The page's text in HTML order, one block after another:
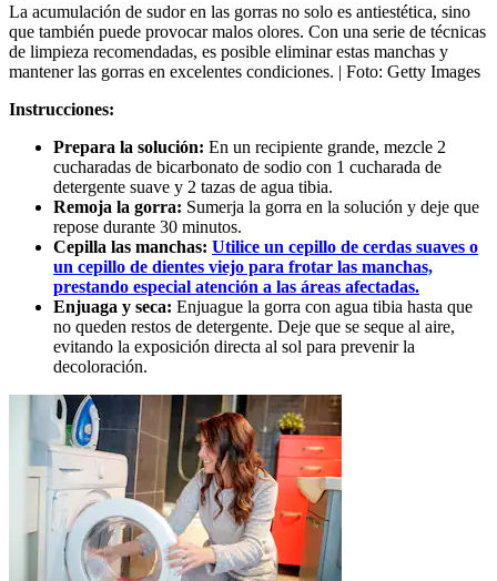
La acumulación de sudor en las gorras no solo es antiestética, sino
que también puede provocar malos olores. Con una serie de técnicas
de limpieza recomendadas, es posible eliminar estas manchas y
mantener las gorras en excelentes condiciones. | Foto: Getty Images
Instrucciones:
Prepara la solución: En un recipiente grande, mezcle 2
cucharadas de bicarbonato de sodio con 1 cucharada de
detergente suave y 2 tazas de agua tibia.
Remoja la gorra: Sumerja la gorra en la solución y deje que
repose durante 30 minutos.
Cepilla las manchas: Utilice un cepillo de cerdas suaves o
un cepillo de dientes viejo para frotar las manchas,
prestando especial atención a las áreas afectadas.
Enjuaga y seca: Enjuague la gorra con agua tibia hasta que
no queden restos de detergente. Deje que se seque al aire,
evitando la exposición directa al sol para prevenir la
decoloración.